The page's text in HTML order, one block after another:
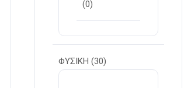
(0)
ΦΥΣΙΚΗ (30)